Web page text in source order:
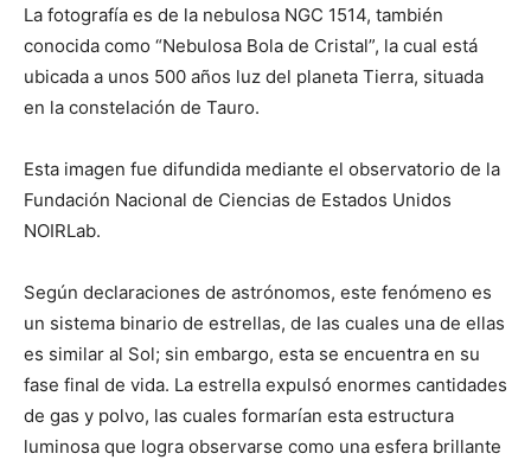
La fotografía es de la nebulosa NGC 1514, también
conocida como “Nebulosa Bola de Cristal”, la cual está
ubicada a unos 500 años luz del planeta Tierra, situada
en la constelación de Tauro.
Esta imagen fue difundida mediante el observatorio de la
Fundación Nacional de Ciencias de Estados Unidos
NOIRLab.
Según declaraciones de astrónomos, este fenómeno es
un sistema binario de estrellas, de las cuales una de ellas
es similar al Sol; sin embargo, esta se encuentra en su
fase final de vida. La estrella expulsó enormes cantidades
de gas y polvo, las cuales formarían esta estructura
luminosa que logra observarse como una esfera brillante